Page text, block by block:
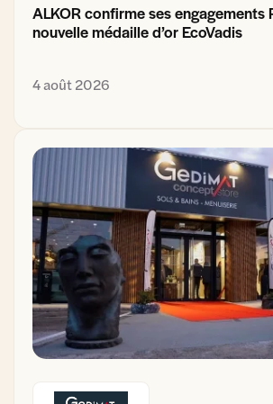
ALKOR confirme ses engagements
nouvelle médaille d’or EcoVadis
4 août 2026